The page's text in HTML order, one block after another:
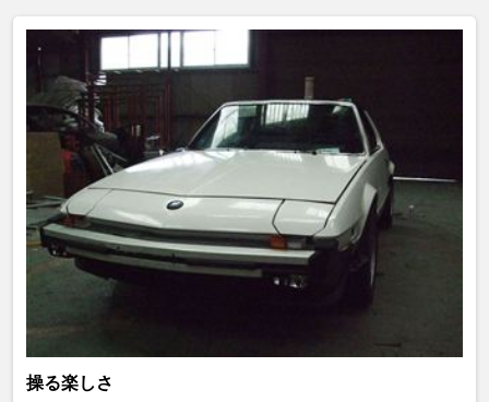
操る楽しさ